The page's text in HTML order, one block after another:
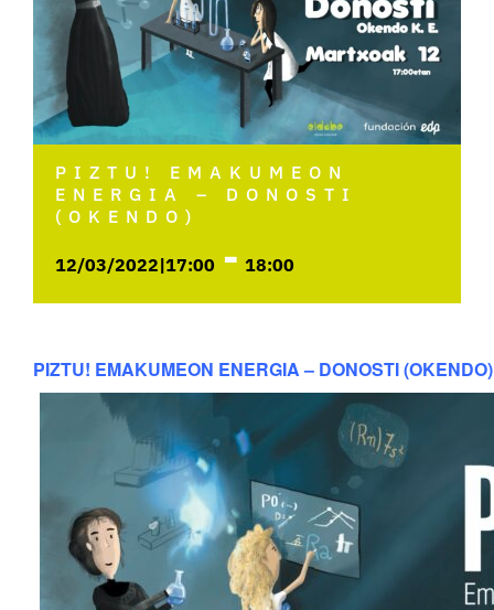
PIZTU! EMAKUMEON
ENERGIA – DONOSTI
(OKENDO)
12/03/2022|17:00 - 18:00
PIZTU! EMAKUMEON ENERGIA – DONOSTI (OKENDO)